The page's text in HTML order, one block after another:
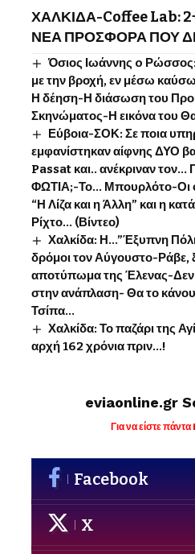
ΧΑΛΚΙΔΑ-Coffee Lab:
ΝΕΑ ΠΡΟΣΦΟΡΑ ΠΟΥ
Όσιος Ιωάννης o
με την βροχή, εν μέσω
Η δέηση-Η διάσωση του
Σκηνώματος-Η εικόνα του
Εύβοια-ΣΟΚ: Σε ποια
εμφανίστηκαν αίφνης ΔΥΟ
Passat και.. ανέκριναν
ΦΩΤΙΑ;-Το… Μπουρλότο-Οι
“Η Λίζα και η Άλλη” και η
Ρίχτο… (Βίντεο)
Χαλκίδα: Η…”Έξυπνη
δρόμοι τον Αύγουστο-
αποτύπωμα της Έλενας-Δεν
στην ανάπλαση- Θα το
Τσίπα…
Χαλκίδα: Το παζάρι της
αρχή 162 χρόνια πριν…!
eviaonline.gr
Για να είστε
Facebook
X